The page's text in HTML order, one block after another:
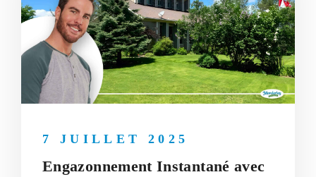
Engazonnement Instantané avec
7 JUILLET 2025